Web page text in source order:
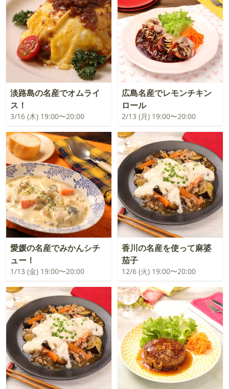
淡路島の名産でオムライ
ス！
3/16 (木) 19:00〜20:00
広島名産でレモンチキン
ロール
2/13 (月) 19:00〜20:00
愛媛の名産でみかんシチ
ュー！
1/13 (金) 19:00〜20:00
香川の名産を使って麻婆
茄子
12/6 (火) 19:00〜20:00